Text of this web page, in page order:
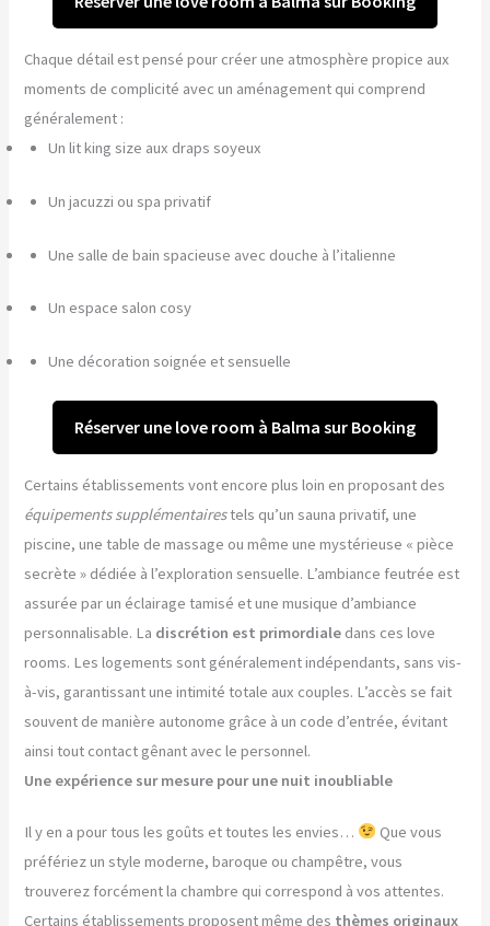
Chaque détail est pensé pour créer une atmosphère propice aux
moments de complicité avec un aménagement qui comprend
généralement :
Un lit king size aux draps soyeux
Un jacuzzi ou spa privatif
Une salle de bain spacieuse avec douche à l’italienne
Un espace salon cosy
Une décoration soignée et sensuelle
Réserver une love room à Balma sur Booking
Certains établissements vont encore plus loin en proposant des
équipements supplémentairestels qu’un sauna privatif, une
piscine, une table de massage ou même une mystérieuse « pièce
secrète » dédiée à l’exploration sensuelle. L’ambiance feutrée est
assurée par un éclairage tamisé et une musique d’ambiance
personnalisable. La discrétion est primordiale dans ces love
rooms. Les logements sont généralement indépendants, sans vis-
à-vis, garantissant une intimité totale aux couples. L’accès se fait
souvent de manière autonome grâce à un code d’entrée, évitant
ainsi tout contact gênant avec le personnel.
Une expérience sur mesure pour une nuit inoubliable
Il y en a pour tous les goûts et toutes les envies…
Que vous
préfériez un style moderne, baroque ou champêtre, vous
trouverez forcément la chambre qui correspond à vos attentes.
Certains établissements proposent même des thèmes originaux